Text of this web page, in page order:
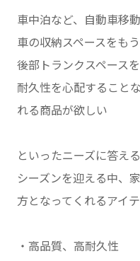
車中泊など、自動車移
車の収納スペースをも
後部トランクスペース
耐久性を心配すること
れる商品が欲しい
といったニーズに答え
シーズンを迎える中、
方となってくれるアイテ
・高品質、高耐久性